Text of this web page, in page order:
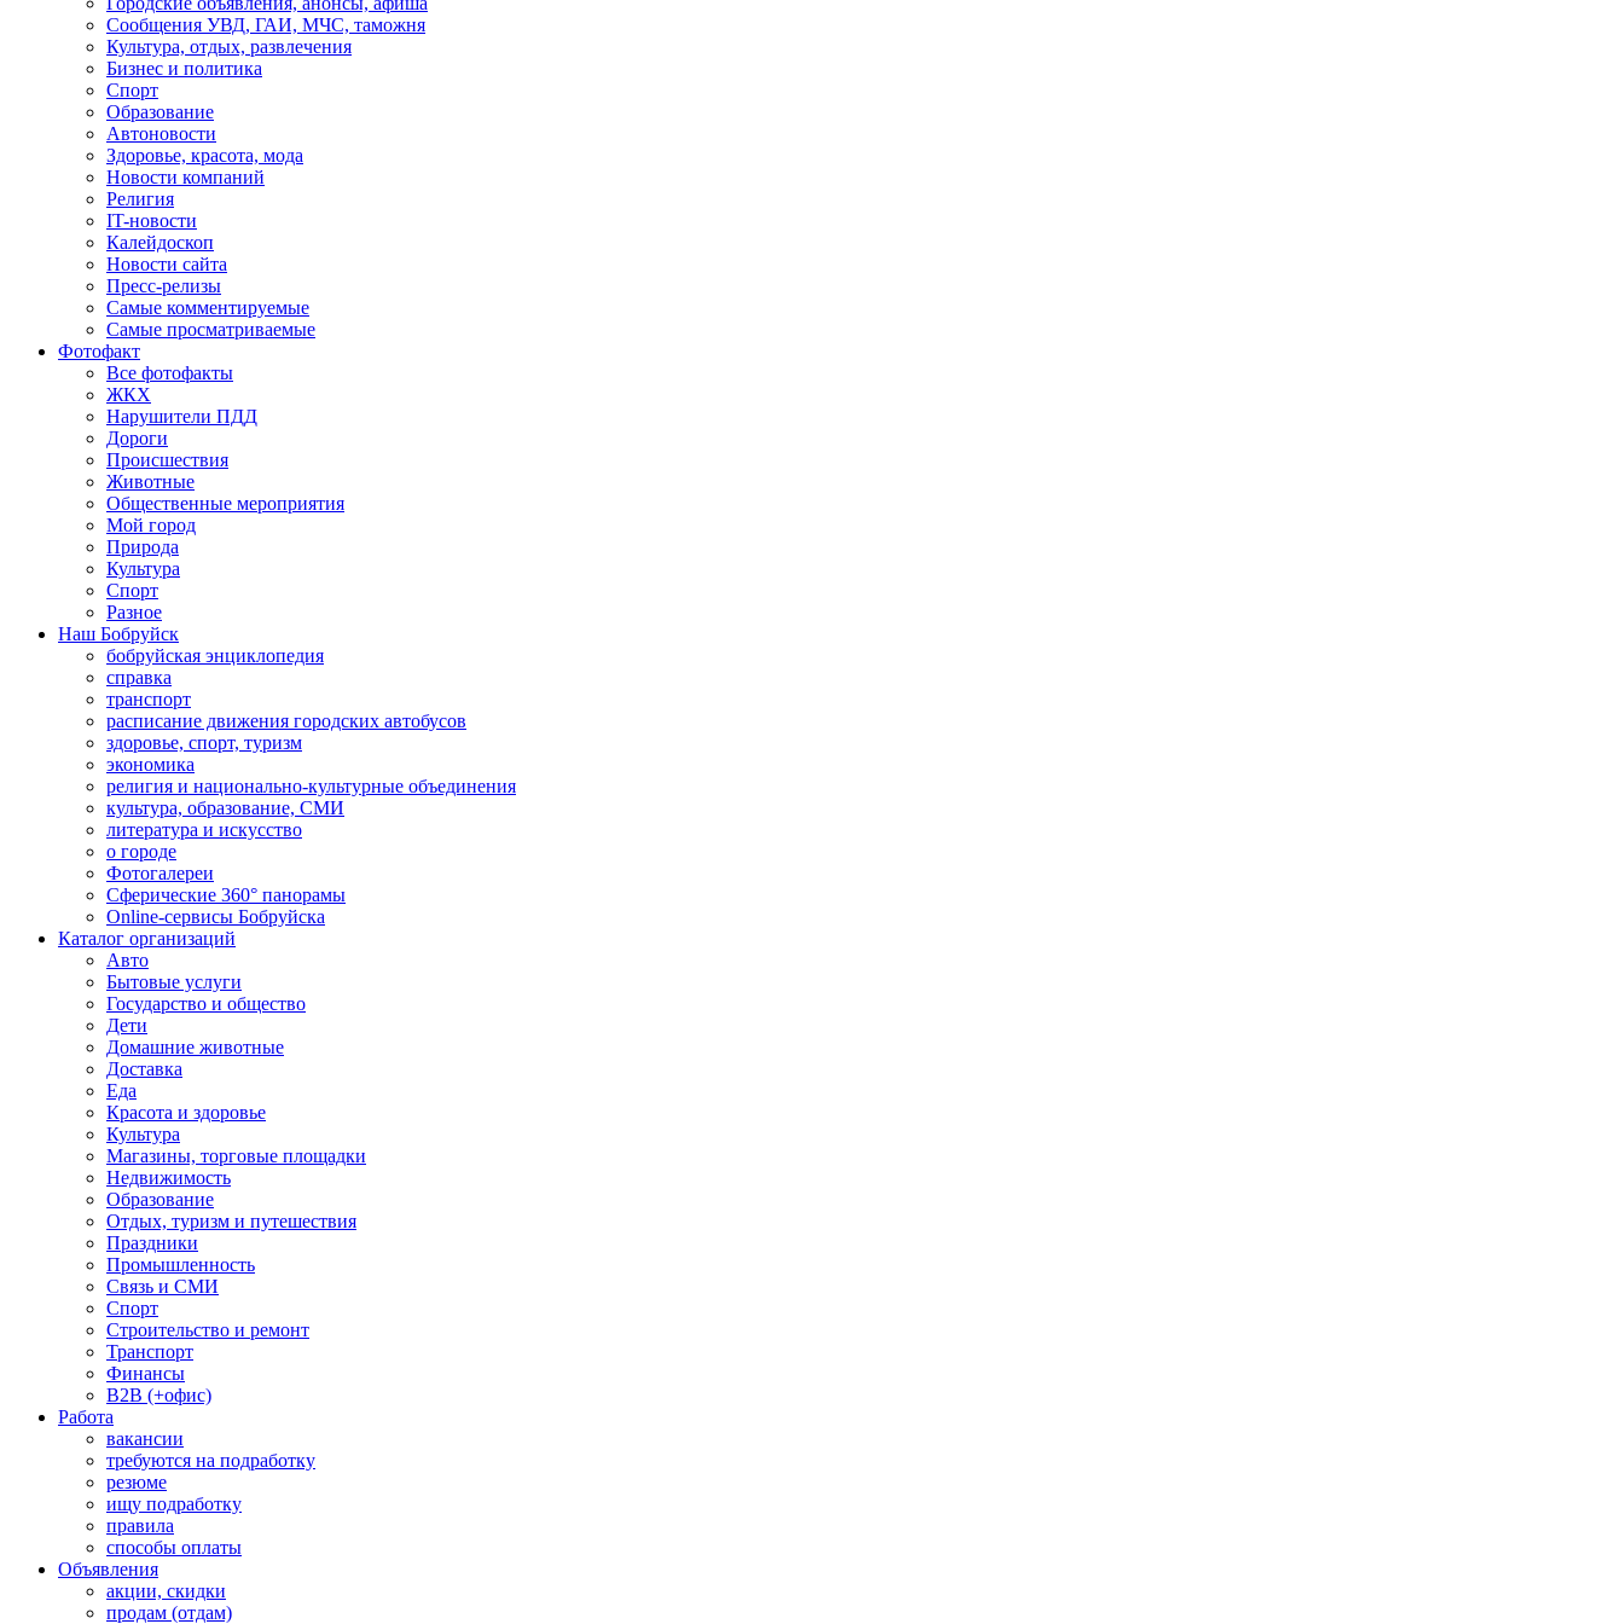
Сообщения УВД, ГАИ, МЧС, таможня
Культура, отдых, развлечения
Бизнес и политика
Спорт
Образование
Автоновости
Здоровье, красота, мода
Новости компаний
Религия
IT-новости
Калейдоскоп
Новости сайта
Пресс-релизы
Самые комментируемые
Самые просматриваемые
Фотофакт
Все фотофакты
ЖКХ
Нарушители ПДД
Дороги
Происшествия
Животные
Общественные мероприятия
Мой город
Природа
Культура
Спорт
Разное
Наш Бобруйск
бобруйская энциклопедия
справка
транспорт
расписание движения городских автобусов
здоровье, спорт, туризм
экономика
религия и национально-культурные объединения
культура, образование, СМИ
литература и искусство
о городе
Фотогалереи
Сферические 360° панорамы
Online-сервисы Бобруйска
Каталог организаций
Авто
Бытовые услуги
Государство и общество
Дети
Домашние животные
Доставка
Еда
Красота и здоровье
Культура
Магазины, торговые площадки
Недвижимость
Образование
Отдых, туризм и путешествия
Праздники
Промышленность
Связь и СМИ
Спорт
Строительство и ремонт
Транспорт
Финансы
B2B (+офис)
Работа
вакансии
требуются на подработку
резюме
ищу подработку
правила
способы оплаты
Объявления
акции, скидки
продам (отдам)